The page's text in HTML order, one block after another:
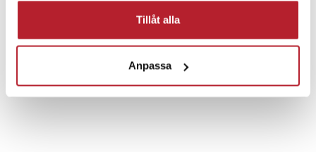
Tillåt alla
Anpassa
Artikelnummer:124935